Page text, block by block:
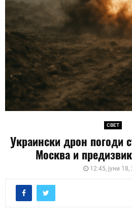
СВЕТ
Украински дрон погоди
Москва и
12:45, јуни 18,